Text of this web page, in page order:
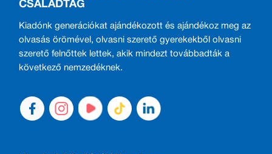
CSALÁDTAG
Kiadónk generációkat ajándékozott és ajándékoz meg az
olvasás örömével, olvasni szerető gyerekekből olvasni
szerető felnőttek lettek, akik mindezt továbbadták a
következő nemzedéknek.